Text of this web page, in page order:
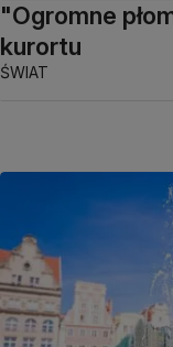
"Ogromne
kurortu
ŚWIAT